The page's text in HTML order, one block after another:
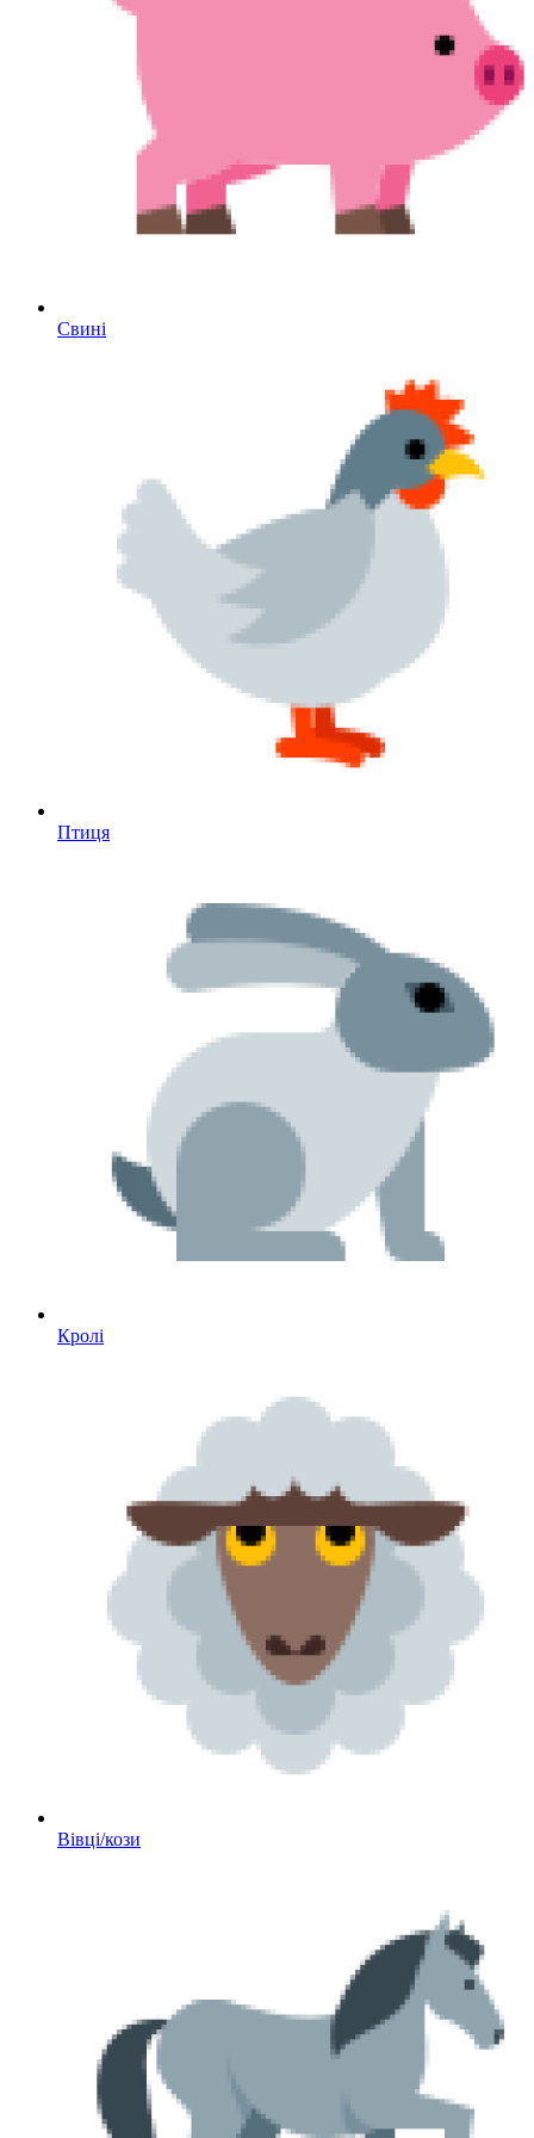
Свині
Птиця
Кролі
Вівці/кози